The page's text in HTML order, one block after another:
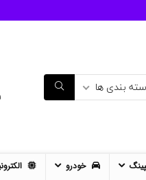
بندی ها
خودرو